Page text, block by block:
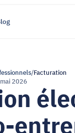
/Facturation
2026